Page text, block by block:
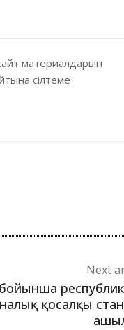
материалдарын
сілтеме
Next
қосалқы